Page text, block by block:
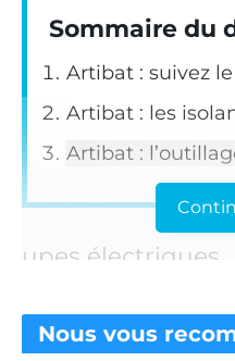
Sommaire du
Artibat : suivez
Artibat : les
Artibat :
upes électriques
Nous vous